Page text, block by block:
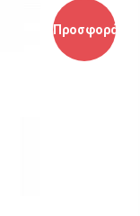
Προσφορά